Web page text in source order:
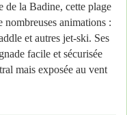
de la Badine, cette plage
nombreuses animations :
et autres jet-ski. Ses
facile et sécurisée
mais exposée au vent